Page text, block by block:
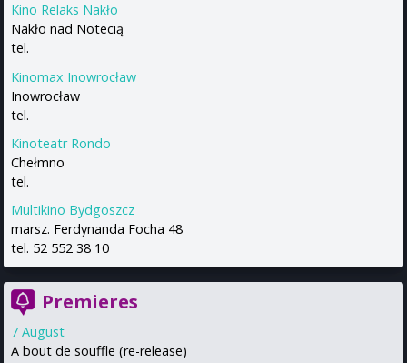
Kino Relaks Nakło
Nakło nad Notecią
tel.
Kinomax Inowrocław
Inowrocław
tel.
Kinoteatr Rondo
Chełmno
tel.
Multikino Bydgoszcz
marsz. Ferdynanda Focha 48
tel. 52 552 38 10
Premieres
7 August
A bout de souffle (re-release)